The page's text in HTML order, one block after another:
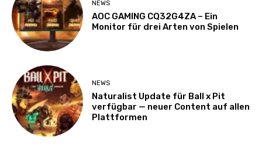
NEWS
AOC GAMING CQ32G4ZA – Ein
Monitor für drei Arten von Spielen
NEWS
Naturalist Update für Ball x Pit
verfügbar — neuer Content auf allen
Plattformen